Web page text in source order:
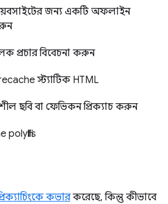
জন্য একটি অফলাইন
প্রচার বিবেচনা করুন
স্ট্যাটিক HTML
ছবি বা ফেভিকন প্রিক্যাচ করুন
polyfills
কভারকরেছে, কিন্তু কীভাবে